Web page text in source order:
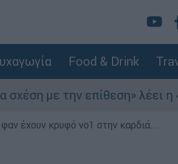
Food & Drink
επίθεση» λέει η 46χρονη
έχουν κρυφό νο1 στην καρδιά...